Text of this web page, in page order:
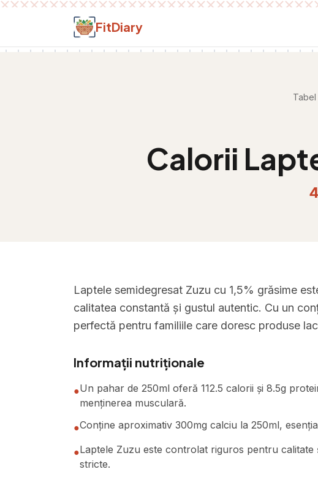
Salt la conținut
FitDiary
Tabel
Calorii
Laptele semidegresat Zuzu cu 1,5% grăsime
calitatea constantă și gustul autentic. Cu un
perfectă pentru familiile care doresc produse
Informații nutriționale
●Un pahar de 250ml oferă 112.5 calorii și 8.5g
menținerea musculară.
●Conține aproximativ 300mg calciu la 250ml,
●Laptele Zuzu este controlat riguros pentru
stricte.